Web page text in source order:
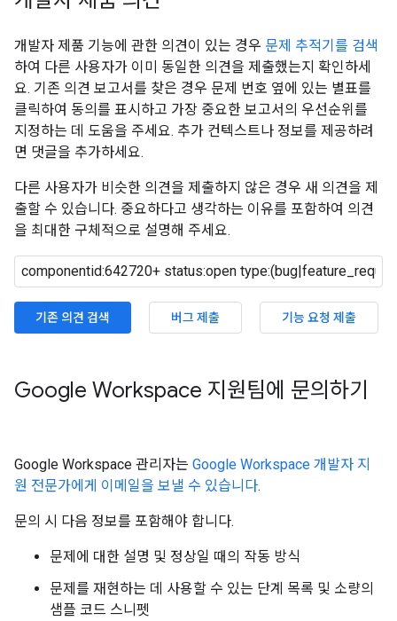
개발자 제품 기능에 관한 의견이 있는 경우 문제 추적기를 검색
하여 다른 사용자가 이미 동일한 의견을 제출했는지 확인하세
요. 기존 의견 보고서를 찾은 경우 문제 번호 옆에 있는 별표를
클릭하여 동의를 표시하고 가장 중요한 보고서의 우선순위를
지정하는 데 도움을 주세요. 추가 컨텍스트나 정보를 제공하려
면 댓글을 추가하세요.
다른 사용자가 비슷한 의견을 제출하지 않은 경우 새 의견을 제
출할 수 있습니다. 중요하다고 생각하는 이유를 포함하여 의견
을 최대한 구체적으로 설명해 주세요.
기존 의견 검색 버그 제출 기능 요청 제출
Google Workspace 지원팀에 문의하기
Google Workspace 관리자는 Google Workspace 개발자 지
원 전문가에게 이메일을 보낼 수 있습니다.
문의 시 다음 정보를 포함해야 합니다.
문제에 대한 설명 및 정상일 때의 작동 방식
문제를 재현하는 데 사용할 수 있는 단계 목록 및 소량의
샘플 코드 스니펫